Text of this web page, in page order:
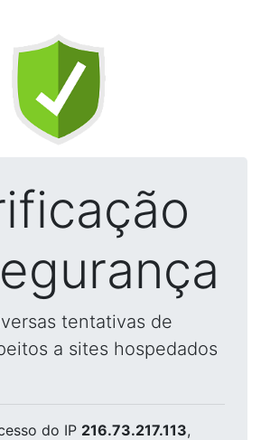
tentativas de
a sites hospedados
do IP 216.73.217.113,